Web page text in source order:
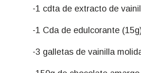
-1 cdta de extracto de
-1 Cda de edulcorante
-3 galletas de vainilla